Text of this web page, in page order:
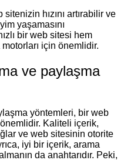
hızını artırabilir ve
yaşamasını
bir web sitesi hem
için önemlidir.
ve paylaşma
yöntemleri, bir web
Kaliteli içerik,
ve web sitesinin otorite
iyi bir içerik, arama
da anahtarıdır. Peki,